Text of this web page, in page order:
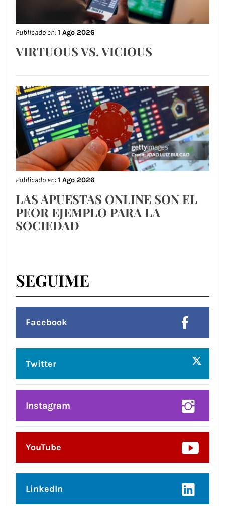
Publicado en:1 Ago 2026
VIRTUOUS VS. VICIOUS
Publicado en:1 Ago 2026
LAS APUESTAS ONLINE SON EL
PEOR EJEMPLO PARA LA
SOCIEDAD
SEGUIME
Facebook
Twitter
Instagram
YouTube
LinkedIn